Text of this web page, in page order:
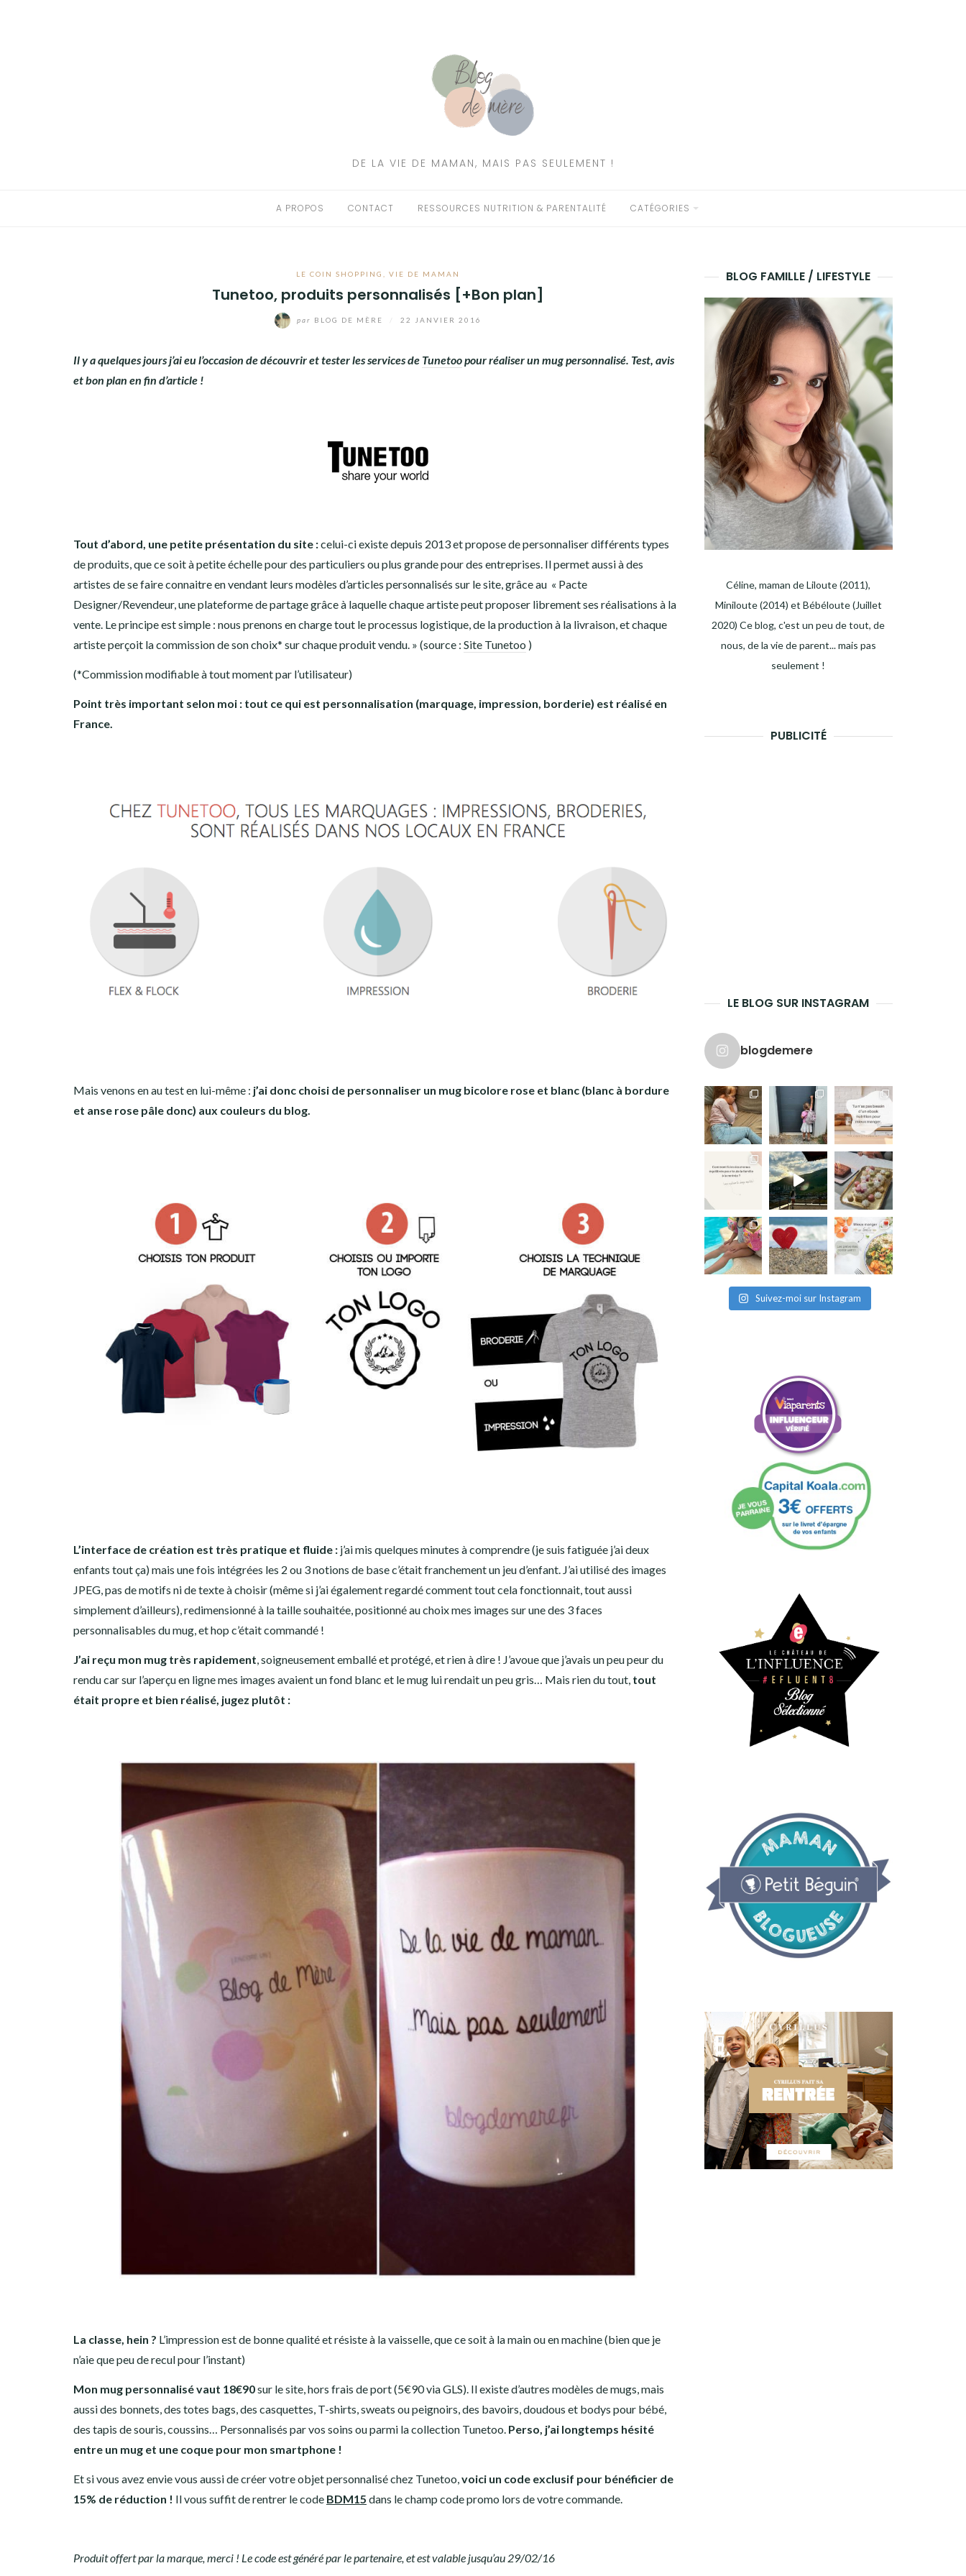
DE LA VIE DE MAMAN, MAIS PAS SEULEMENT !
A PROPOS CONTACT RESSOURCES NUTRITION & PARENTALITÉ CATÉGORIES
LE COIN SHOPPING VIE DE MAMAN
Tunetoo, produits personnalisés [+Bon plan]
par BLOG DE MÈRE 22 JANVIER 2016
Il y a quelques jours j’ai eu l’occasion de découvrir et tester les services de Tunetoopour réaliser un mug personnalisé. Test, avis
et bon plan en fin d’article !
Tout d’abord, une petite présentation du site :celui-ci existe depuis 2013 et propose de personnaliser différents types
de produits, que ce soit à petite échelle pour des particuliers ou plus grande pour des entreprises. Il permet aussi à des
artistes de se faire connaitre en vendant leurs modèles d’articles personnalisés sur le site, grâce au « Pacte
Designer/Revendeur, une plateforme de partage grâce à laquelle chaque artiste peut proposer librement ses réalisations à la
vente. Le principe est simple : nous prenons en charge tout le processus logistique, de la production à la livraison, et chaque
artiste perçoit la commission de son choix* sur chaque produit vendu. » (source : Site Tunetoo )
(*Commission modifiable à tout moment par l’utilisateur)
Point très important selon moi : tout ce qui est personnalisation (marquage, impression, borderie) est réalisé en
France.
Mais venons en au test en lui-même : j’ai donc choisi de personnaliser un mug bicolore rose et blanc (blanc à bordure
et anse rose pâle donc) aux couleurs du blog.
L’interface de création est très pratique et fluide : j’ai mis quelques minutes à comprendre (je suis fatiguée j’ai deux
enfants tout ça) mais une fois intégrées les 2 ou 3 notions de base c’était franchement un jeu d’enfant. J’ai utilisé des images
JPEG, pas de motifs ni de texte à choisir (même si j’ai également regardé comment tout cela fonctionnait, tout aussi
simplement d’ailleurs), redimensionné à la taille souhaitée, positionné au choix mes images sur une des 3 faces
personnalisables du mug, et hop c’était commandé !
J’ai reçu mon mug très rapidement, soigneusement emballé et protégé, et rien à dire ! J’avoue que j’avais un peu peur du
rendu car sur l’aperçu en ligne mes images avaient un fond blanc et le mug lui rendait un peu gris… Mais rien du tout, tout
était propre et bien réalisé, jugez plutôt :
La classe, hein ? L’impression est de bonne qualité et résiste à la vaisselle, que ce soit à la main ou en machine (bien que je
n’aie que peu de recul pour l’instant)
Mon mug personnalisé vaut 18€90sur le site, hors frais de port (5€90 via GLS). Il existe d’autres modèles de mugs, mais
aussi des bonnets, des totes bags, des casquettes, T-shirts, sweats ou peignoirs, des bavoirs, doudous et bodys pour bébé,
des tapis de souris, coussins… Personnalisés par vos soins ou parmi la collection Tunetoo. Perso, j’ai longtemps hésité
entre un mug et une coque pour mon smartphone !
Et si vous avez envie vous aussi de créer votre objet personnalisé chez Tunetoo,voici un code exclusif pour bénéficier de
15% de réduction ! Il vous suffit de rentrer le code BDM15 dans le champ code promo lors de votre commande.
Produit offert par la marque, merci ! Le code est généré par le partenaire, et est valable jusqu’au 29/02/16
BLOG FAMILLE / LIFESTYLE
Céline, maman de Liloute (2011),
Miniloute (2014) et Bébéloute (Juillet
2020) Ce blog, c'est un peu de tout, de
nous, de la vie de parent... mais pas
seulement !
PUBLICITÉ
LE BLOG SUR INSTAGRAM
blogdemere
Suivez-moi sur Instagram